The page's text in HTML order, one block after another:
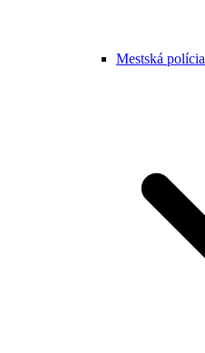
Mestská polícia